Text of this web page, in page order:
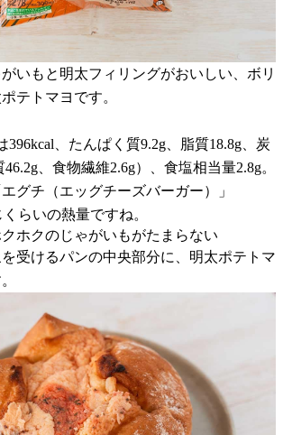
いもと明太フィリングがおいしい、ボリ
テトマヨです。
396kcal、たんぱく質9.2g、脂質18.8g、炭
、食物繊維2.6g）、食塩相当量2.8g。
グチ（エッグチーズバーガー）」
くらいの熱量ですね。
ホクのじゃがいもがたまらない
受けるパンの中央部分に、明太ポテトマ